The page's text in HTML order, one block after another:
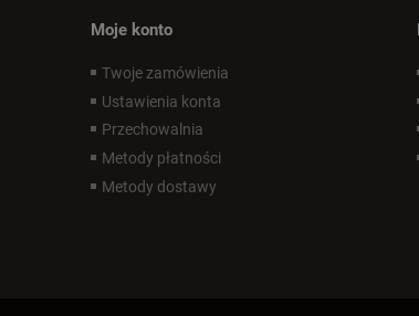
Moje konto
Twoje zamówienia
Ustawienia konta
Przechowalnia
Metody płatności
Metody dostawy